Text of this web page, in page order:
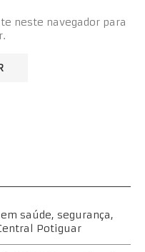
neste navegador para
saúde, segurança,
Potiguar